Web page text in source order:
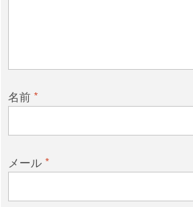
名前*
メール*